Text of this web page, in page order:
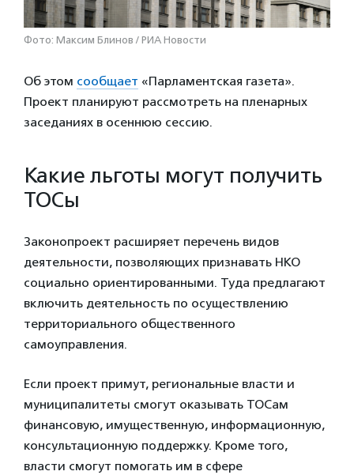
Фото: Максим Блинов / РИА Новости
Об этом сообщает «Парламентская газета».
Проект планируют рассмотреть на пленарных
заседаниях в осеннюю сессию.
Какие льготы могут получить
ТОСы
Законопроект расширяет перечень видов
деятельности, позволяющих признавать НКО
социально ориентированными. Туда предлагают
включить деятельность по осуществлению
территориального общественного
самоуправления.
Если проект примут, региональные власти и
муниципалитеты смогут оказывать ТОСам
финансовую, имущественную, информационную,
консультационную поддержку. Кроме того,
власти смогут помогать им в сфере